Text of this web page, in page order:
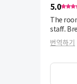
5.0
The
staff.
번역하기